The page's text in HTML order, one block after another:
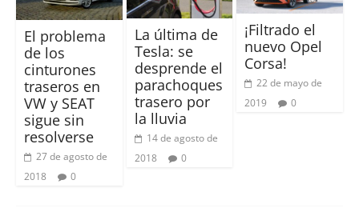
El problema
de los
cinturones
traseros en
VW y SEAT
sigue sin
resolverse
27 de agosto de
2018
0
La última de
Tesla: se
desprende el
parachoques
trasero por
la lluvia
14 de agosto de
2018
0
¡Filtrado el
nuevo Opel
Corsa!
22 de mayo de
2019
0